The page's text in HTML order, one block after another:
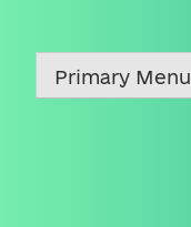
Primary Menu